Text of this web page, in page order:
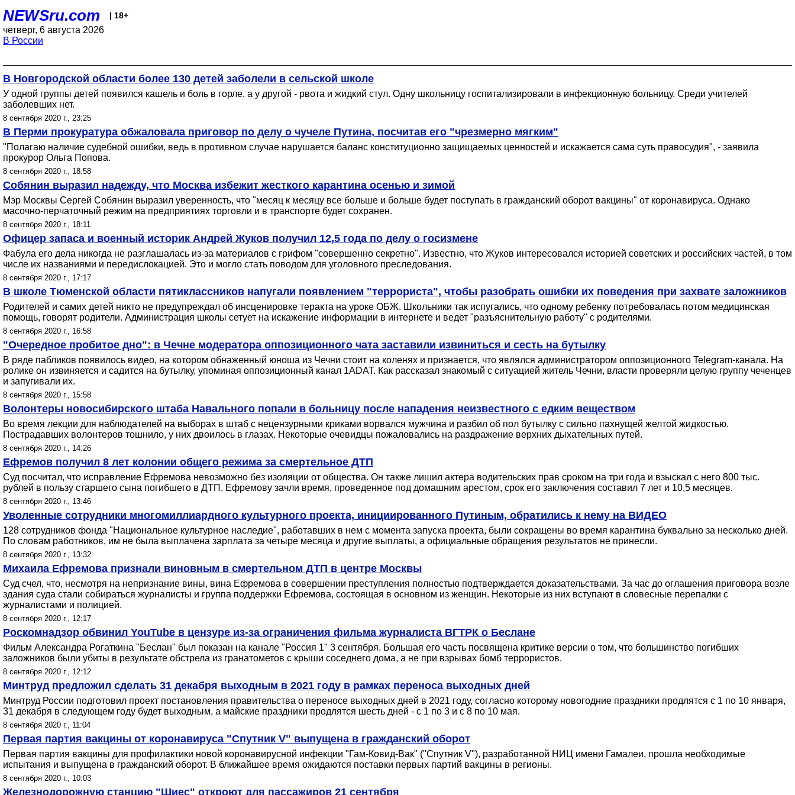
NEWSru.com | 18+
четверг, 6 августа 2026
В России
В Новгородской области более 130 детей заболели в сельской школе
У одной группы детей появился кашель и боль в горле, а у другой - рвота и жидкий стул. Одну школьницу госпитализировали в инфекционную больницу. Среди учителей
заболевших нет.
8 сентября 2020 г., 23:25
В Перми прокуратура обжаловала приговор по делу о чучеле Путина, посчитав его "чрезмерно мягким"
"Полагаю наличие судебной ошибки, ведь в противном случае нарушается баланс конституционно защищаемых ценностей и искажается сама суть правосудия", - заявила
прокурор Ольга Попова.
8 сентября 2020 г., 18:58
Собянин выразил надежду, что Москва избежит жесткого карантина осенью и зимой
Мэр Москвы Сергей Собянин выразил уверенность, что "месяц к месяцу все больше и больше будет поступать в гражданский оборот вакцины" от коронавируса. Однако
масочно-перчаточный режим на предприятиях торговли и в транспорте будет сохранен.
8 сентября 2020 г., 18:11
Офицер запаса и военный историк Андрей Жуков получил 12,5 года по делу о госизмене
Фабула его дела никогда не разглашалась из-за материалов с грифом "совершенно секретно". Известно, что Жуков интересовался историей советских и российских частей, в том
числе их названиями и передислокацией. Это и могло стать поводом для уголовного преследования.
8 сентября 2020 г., 17:17
В школе Тюменской области пятиклассников напугали появлением "террориста", чтобы разобрать ошибки их поведения при захвате заложников
Родителей и самих детей никто не предупреждал об инсценировке теракта на уроке ОБЖ. Школьники так испугались, что одному ребенку потребовалась потом медицинская
помощь, говорят родители. Администрация школы сетует на искажение информации в интернете и ведет "разъяснительную работу" с родителями.
8 сентября 2020 г., 16:58
"Очередное пробитое дно": в Чечне модератора оппозиционного чата заставили извиниться и сесть на бутылку
В ряде пабликов появилось видео, на котором обнаженный юноша из Чечни стоит на коленях и признается, что являлся администратором оппозиционного Telegram-канала. На
ролике он извиняется и садится на бутылку, упоминая оппозиционный канал 1ADAT. Как рассказал знакомый с ситуацией житель Чечни, власти проверяли целую группу чеченцев
и запугивали их.
8 сентября 2020 г., 15:58
Волонтеры новосибирского штаба Навального попали в больницу после нападения неизвестного с едким веществом
Во время лекции для наблюдателей на выборах в штаб с нецензурными криками ворвался мужчина и разбил об пол бутылку с сильно пахнущей желтой жидкостью.
Пострадавших волонтеров тошнило, у них двоилось в глазах. Некоторые очевидцы пожаловались на раздражение верхних дыхательных путей.
8 сентября 2020 г., 14:26
Ефремов получил 8 лет колонии общего режима за смертельное ДТП
Суд посчитал, что исправление Ефремова невозможно без изоляции от общества. Он также лишил актера водительских прав сроком на три года и взыскал с него 800 тыс.
рублей в пользу старшего сына погибшего в ДТП. Ефремову зачли время, проведенное под домашним арестом, срок его заключения составил 7 лет и 10,5 месяцев.
8 сентября 2020 г., 13:46
Уволенные сотрудники многомиллиардного культурного проекта, инициированного Путиным, обратились к нему на ВИДЕО
128 сотрудников фонда "Национальное культурное наследие", работавших в нем с момента запуска проекта, были сокращены во время карантина буквально за несколько дней.
По словам работников, им не была выплачена зарплата за четыре месяца и другие выплаты, а официальные обращения результатов не принесли.
8 сентября 2020 г., 13:32
Михаила Ефремова признали виновным в смертельном ДТП в центре Москвы
Суд счел, что, несмотря на непризнание вины, вина Ефремова в совершении преступления полностью подтверждается доказательствами. За час до оглашения приговора возле
здания суда стали собираться журналисты и группа поддержки Ефремова, состоящая в основном из женщин. Некоторые из них вступают в словесные перепалки с
журналистами и полицией.
8 сентября 2020 г., 12:17
Роскомнадзор обвинил YouTube в цензуре из-за ограничения фильма журналиста ВГТРК о Беслане
Фильм Александра Рогаткина "Беслан" был показан на канале "Россия 1" 3 сентября. Большая его часть посвящена критике версии о том, что большинство погибших
заложников были убиты в результате обстрела из гранатометов с крыши соседнего дома, а не при взрывах бомб террористов.
8 сентября 2020 г., 12:12
Минтруд предложил сделать 31 декабря выходным в 2021 году в рамках переноса выходных дней
Минтруд России подготовил проект постановления правительства о переносе выходных дней в 2021 году, согласно которому новогодние праздники продлятся с 1 по 10 января,
31 декабря в следующем году будет выходным, а майские праздники продлятся шесть дней - с 1 по 3 и с 8 по 10 мая.
8 сентября 2020 г., 11:04
Первая партия вакцины от коронавируса "Спутник V" выпущена в гражданский оборот
Первая партия вакцины для профилактики новой коронавирусной инфекции "Гам-Ковид-Вак" ("Спутник V"), разработанной НИЦ имени Гамалеи, прошла необходимые
испытания и выпущена в гражданский оборот. В ближайшее время ожидаются поставки первых партий вакцины в регионы.
8 сентября 2020 г., 10:03
Железнодорожную станцию "Шиес" откроют для пассажиров 21 сентября